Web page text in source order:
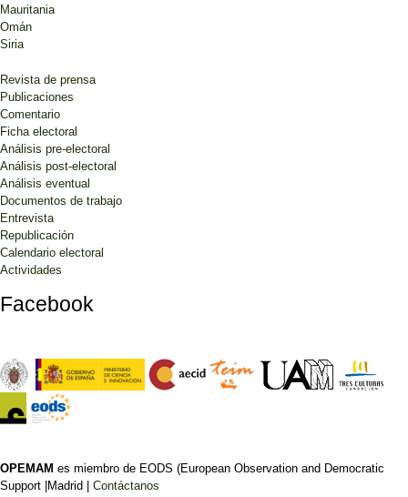
Mauritania
Omán
Siria
Revista de prensa
Publicaciones
Comentario
Ficha electoral
Análisis pre-electoral
Análisis post-electoral
Análisis eventual
Documentos de trabajo
Entrevista
Republicación
Calendario electoral
Actividades
Facebook
OPEMAM es miembro de EODS (European Observation and Democratic
Support |Madrid | Contáctanos